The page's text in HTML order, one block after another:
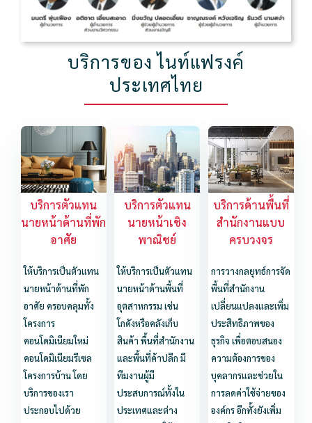
บริการของ ไนท์แฟรงค์
ประเทศไทย
บริการตัวแทน
นายหน้าด้านที่พัก
อาศัย
ให้บริการเป็นตัวแทน
นายหน้าด้านที่พัก
อาศัย ครอบคลุมทั้ง
โครงการ
คอนโดมิเนียมใหม่
คอนโดมิเนียมรีเซล
โครงการบ้าน โดย
บริการของเรา
ประกอบไปด้วย
บริการตัวแทน
นายหน้าเชิง
พาณิชย์
ให้บริการเป็นตัวแทน
นายหน้าด้านพื้นที่
อุตสาหกรรม เช่น
โกดังหรือคลังเก็บ
สินค้า พื้นที่สำนักงาน
และพื้นที่ค้าปลีก มี
ทีมงานผู้มี
ประสบการณ์ทั้งใน
ประเทศและต่าง
บริการด้านพื้นที่
สำนักงานแบบ
ครบวงจร
การวางกลยุทธ์การจัด
พื้นที่สำนักงาน
เปลี่ยนแปลงและเพิ่ม
ประสิทธิภาพของ
ธุรกิจ เพื่อตอบสนอง
ความต้องการของ
บุคลากรและช่วยใน
การลดค่าใช้จ่ายของ
องค์กร อีกทั้งยังเพิ่ม